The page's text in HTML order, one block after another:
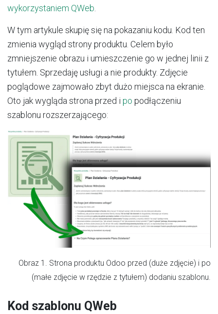
wykorzystaniem QWeb
W tym artykule skupię się na pokazaniu kodu. Kod ten
zmienia wygląd strony produktu. Celem było
zmniejszenie obrazu i umieszczenie go w jednej linii z
tytułem. Sprzedaję usługi a nie produkty. Zdjęcie
poglądowe zajmowało zbyt dużo miejsca na ekranie.
Oto jak wygląda strona przed i po podłączeniu
szablonu rozszerzającego:
Obraz 1. Strona produktu Odoo przed (duże zdjęcie) i po
(małe zdjęcie w rzędzie z tytułem) dodaniu szablonu.
Kod szablonu QWeb